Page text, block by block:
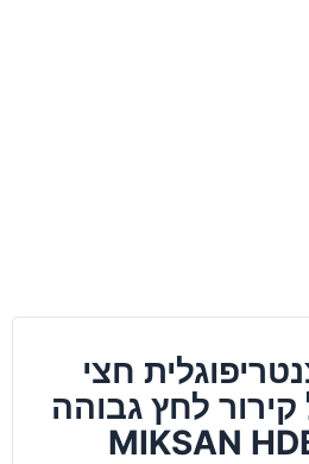
חצי
קירור לחץ גבוהה
MIKSAN